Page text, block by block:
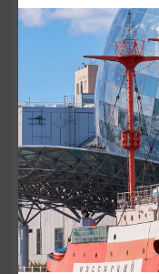
ОТ 250₽
ДЕТЯМ